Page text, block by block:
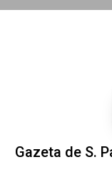
Gazeta de S.